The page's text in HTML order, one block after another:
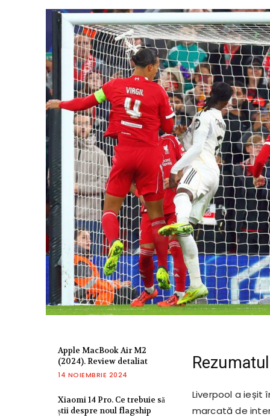
Apple MacBook Air M2
(2024). Review detaliat
14 NOIEMBRIE 2024
Xiaomi 14 Pro. Ce trebuie să
știi despre noul flagship
Liverpool a ieșit
marcată de